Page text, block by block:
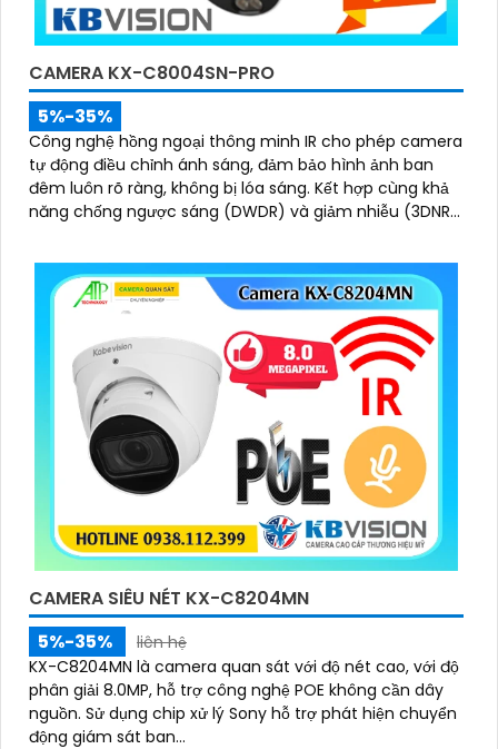
CAMERA KX-C8004SN-PRO
5%-35%
Công nghệ hồng ngoại thông minh IR cho phép camera
tự động điều chỉnh ánh sáng, đảm bảo hình ảnh ban
đêm luôn rõ ràng, không bị lóa sáng. Kết hợp cùng khả
năng chống ngược sáng (DWDR) và giảm nhiễu (3DNR),
và chi tiết rõ nét, ngay cả trong môi trường ánh sáng
yếu hoặc ánh sáng phức tạp như ngược sáng hoặc chói
nắng
CAMERA SIÊU NÉT KX-C8204MN
5%-35%
liên hệ
KX-C8204MN là camera quan sát với độ nét cao, với độ
phân giải 8.0MP, hỗ trợ công nghệ POE không cần dây
nguồn. Sử dụng chip xử lý Sony hỗ trợ phát hiện chuyển
động giám sát ban...